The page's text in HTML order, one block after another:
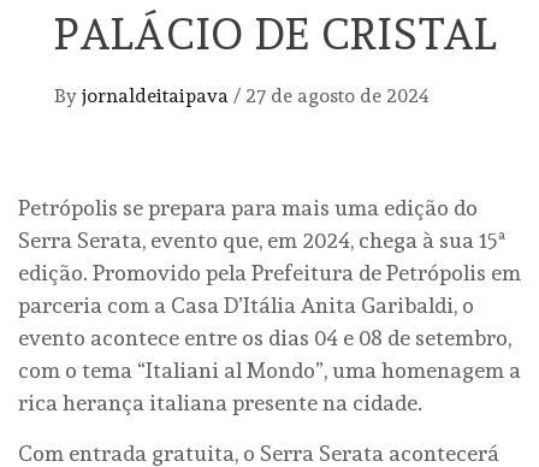
PALÁCIO DE CRISTAL
By jornaldeitaipava / 27 de agosto de 2024
Petrópolis se prepara para mais uma edição do
Serra Serata, evento que, em 2024, chega à sua 15ª
edição. Promovido pela Prefeitura de Petrópolis em
parceria com a Casa D’Itália Anita Garibaldi, o
evento acontece entre os dias 04 e 08 de setembro,
com o tema “Italiani al Mondo”, uma homenagem a
rica herança italiana presente na cidade.
Com entrada gratuita, o Serra Serata acontecerá